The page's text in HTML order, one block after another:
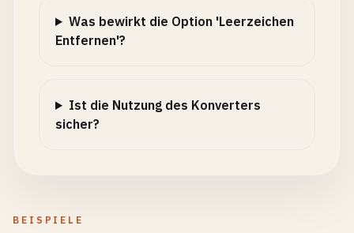
Was bewirkt die Option 'Leerzeichen
Entfernen'?
Ist die Nutzung des Konverters
sicher?
BEISPIELE